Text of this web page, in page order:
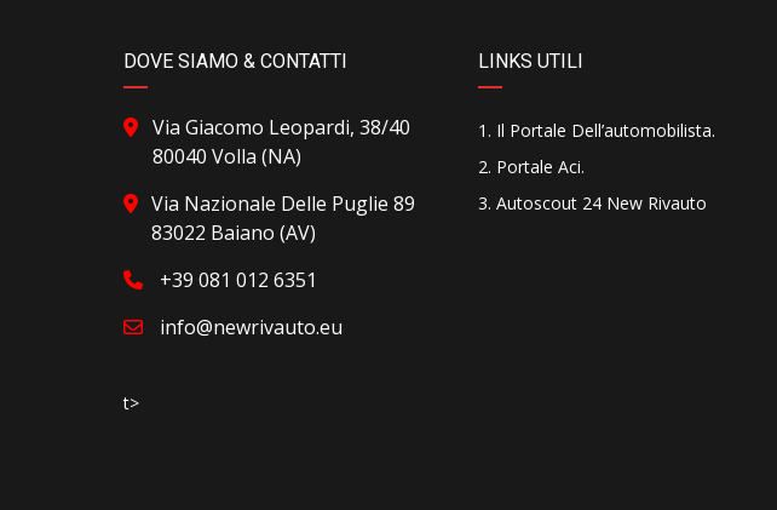
DOVE SIAMO & CONTATTI
Via Giacomo Leopardi, 38/40
80040 Volla (NA)
Via Nazionale Delle Puglie 89
83022 Baiano (AV)
+39 081 012 6351
info@newrivauto.eu
t>
LINKS UTILI
Il Portale Dell’automobilista.
Portale Aci.
Autoscout 24 New Rivauto